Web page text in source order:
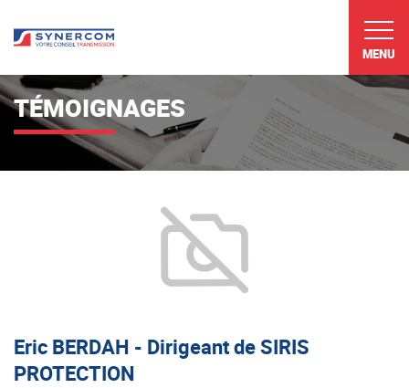
MENU
TÉMOIGNAGES
Eric BERDAH - Dirigeant de SIRIS
PROTECTION